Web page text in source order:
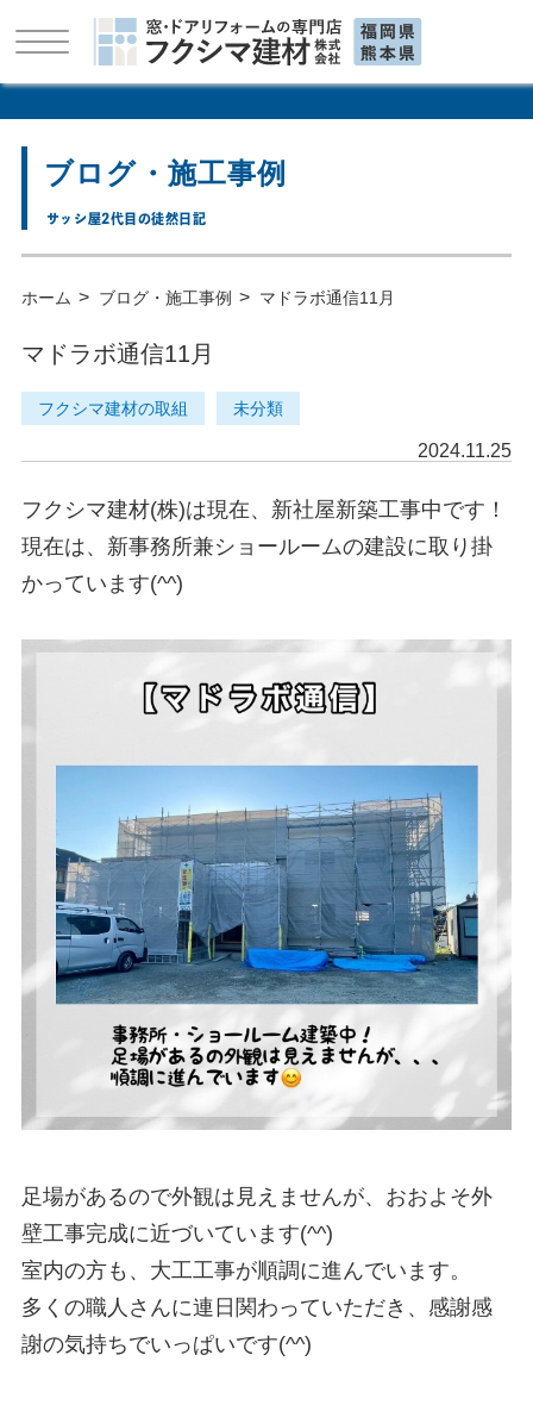
ブログ・施工事例
サッシ屋2代目の徒然日記
ホーム > ブログ・施工事例 > マドラボ通信11月
マドラボ通信11月
フクシマ建材の取組 未分類
2024.11.25
フクシマ建材(株)は現在、新社屋新築工事中です！
現在は、新事務所兼ショールームの建設に取り掛
かっています(^^)
足場があるので外観は見えませんが、おおよそ外
壁工事完成に近づいています(^^)
室内の方も、大工工事が順調に進んでいます。
多くの職人さんに連日関わっていただき、感謝感
謝の気持ちでいっぱいです(^^)